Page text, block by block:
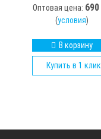
Оптовая цена: 690
(условия)
В корзину
Купить в 1 клик